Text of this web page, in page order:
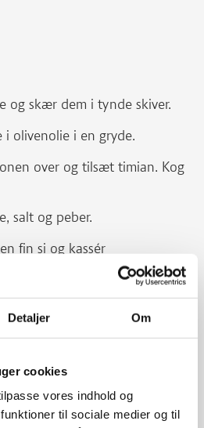
Detaljer Om
cookies
vores indhold og
til sociale medier og til
og skær dem i tynde skiver.
i olivenolie i en gryde.
over og tilsæt timian. Kog
salt og peber.
fin si og kassér
jordskokkerne og bag dem
150 grader og bag i